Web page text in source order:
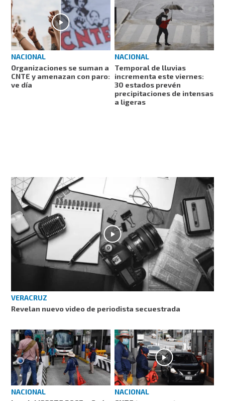
NACIONAL
Organizaciones se suman a
CNTE y amenazan con paro:
ve día
NACIONAL
Temporal de lluvias
incrementa este viernes:
30 estados prevén
precipitaciones de intensas
a ligeras
VERACRUZ
Revelan nuevo video de periodista secuestrada
NACIONAL
NACIONAL